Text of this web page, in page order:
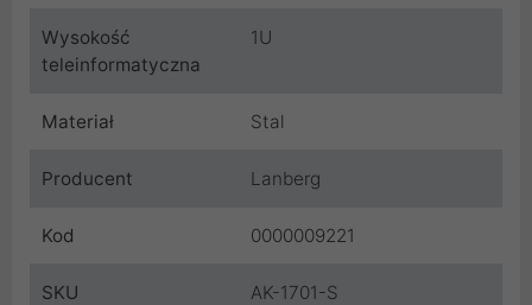
Wysokość
teleinformatyczna
1U
Materiał Stal
Producent Lanberg
Kod 0000009221
SKU AK-1701-S